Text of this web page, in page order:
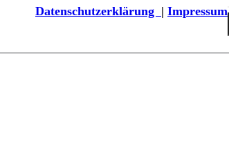
Datenschutzerklärung | Impressum